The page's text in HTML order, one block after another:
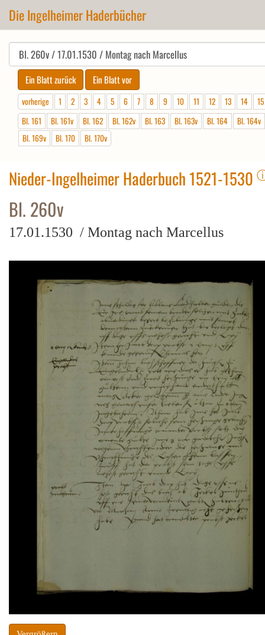
Die Ingelheimer Haderbücher
vorherige 1 2 3 4 5 6 7 8 9 10 11 12 13 14
15
Bl. 161
Bl. 161v Bl. 162 Bl. 162v Bl. 163 Bl. 163v Bl. 164
Bl. 164v
Bl. 169v
Bl. 170 Bl. 170v
Nieder-Ingelheimer Haderbuch 1521-1530
Bl. 260v
17.01.1530 / Montag nach Marcellus